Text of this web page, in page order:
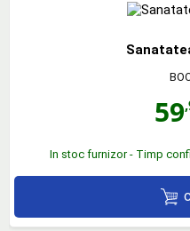
59
In stoc furnizor - Timp